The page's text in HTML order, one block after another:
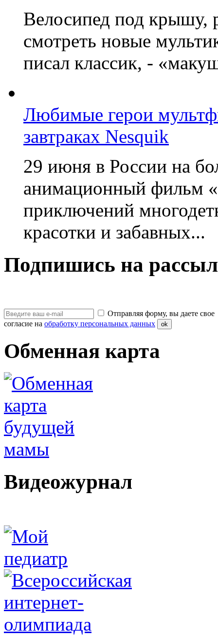
Велосипед под крышу,
смотреть новые
писал классик, -
Любимые герои
завтраках Nesquik
29 июня в России на
анимационный фильм
приключений
красотки и забавных...
Подпишись на
Отправляя форму, вы даете свое
согласие на обработку персональных данных ok
Обменная карта
Видеожурнал